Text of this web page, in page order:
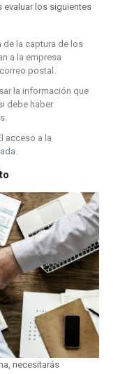
los siguientes
de la captura de los
a la empresa
postal.
la información que
debe haber
acceso a la
necesitarás